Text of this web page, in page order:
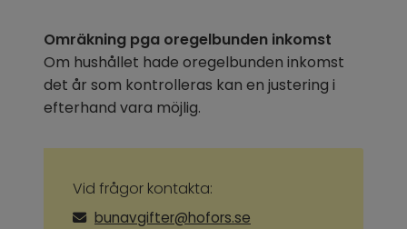
Omräkning pga oregelbunden inkomst
Om hushållet hade oregelbunden inkomst
det år som kontrolleras kan en justering i
efterhand vara möjlig.
Vid frågor kontakta:
bunavgifter@hofors.se